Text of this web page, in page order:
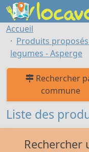
Accueil
Produits
legumes - Asperge
Rechercher
commune
Liste des